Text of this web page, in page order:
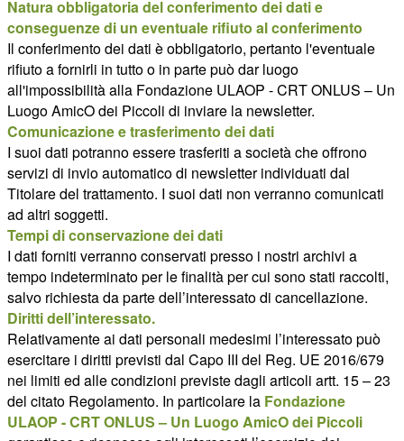
Natura obbligatoria del conferimento dei dati e
conseguenze di un eventuale rifiuto al conferimento
Il conferimento dei dati è obbligatorio, pertanto l'eventuale
rifiuto a fornirli in tutto o in parte può dar luogo
all'impossibilità alla Fondazione ULAOP - CRT ONLUS – Un
Luogo AmicO dei Piccoli di inviare la newsletter.
Comunicazione e trasferimento dei dati
I suoi dati potranno essere trasferiti a società che offrono
servizi di invio automatico di newsletter individuati dal
Titolare del trattamento. I suoi dati non verranno comunicati
ad altri soggetti.
Tempi di conservazione dei dati
I dati forniti verranno conservati presso i nostri archivi a
tempo indeterminato per le finalità per cui sono stati raccolti,
salvo richiesta da parte dell’interessato di cancellazione.
Diritti dell’interessato.
Relativamente ai dati personali medesimi l’interessato può
esercitare i diritti previsti dal Capo III del Reg. UE 2016/679
nei limiti ed alle condizioni previste dagli articoli artt. 15 – 23
del citato Regolamento. In particolare la Fondazione
ULAOP - CRT ONLUS – Un Luogo AmicO dei Piccoli